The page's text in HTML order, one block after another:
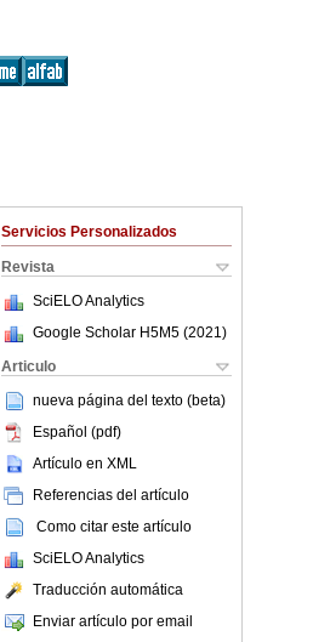
Servicios Personalizados
Revista
SciELO Analytics
Google Scholar H5M5 (2021 )
Articulo
nueva página del texto (beta)
Español (pdf)
Artículo en XML
Referencias del artículo
Como citar este artículo
SciELO Analytics
Traducción automática
Enviar artículo por email